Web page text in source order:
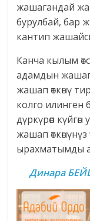
жашагандай
бурулбай, бар
кантип
Канча кылым
адамдын жашап
жашап өткөнү
колго илинген
дүркүрөп
жашап
ырахматымды
Динара